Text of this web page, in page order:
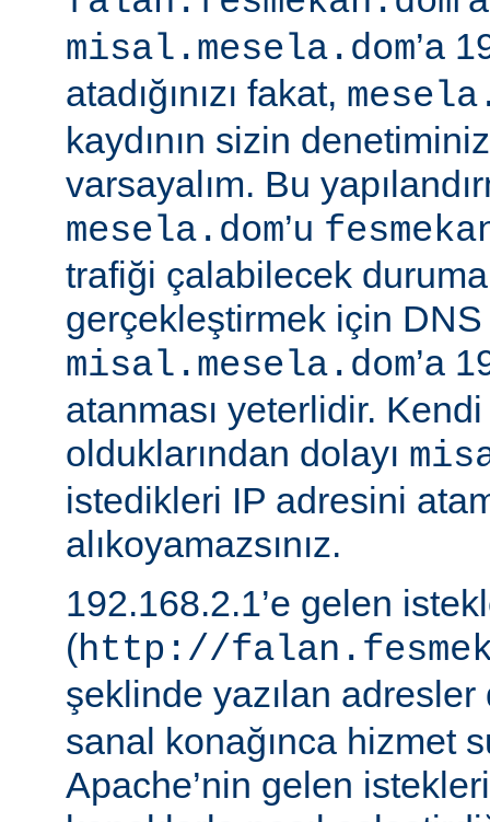
misal.mesela.dom’a
atadığınızı fakat,
kaydının sizin
varsayalım. Bu
mesela.dom’u
trafiği çalabilecek
gerçekleştirmek için DNS
misal.mesela.dom’a
atanması yeterlidir.
olduklarından dolayı
istedikleri IP adresini
alıkoyamazsınız.
192.168.2.1’e gelen
(http://
şeklinde yazılan
sanal konağınca hizmet
Apache’nin gelen